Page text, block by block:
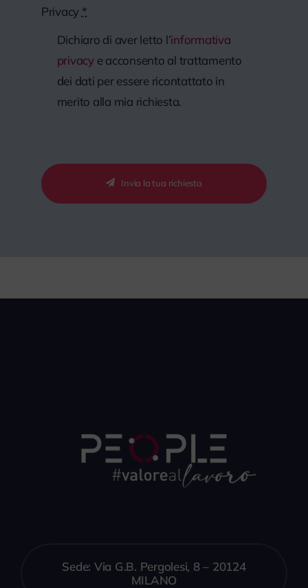
Privacy *
Dichiaro di aver letto l’informativa
privacye acconsento al trattamento
dei dati per essere ricontattato in
merito alla mia richiesta.
Invia la tua richiesta
Sede: Via G.B. Pergolesi, 8 – 20124
MILANO